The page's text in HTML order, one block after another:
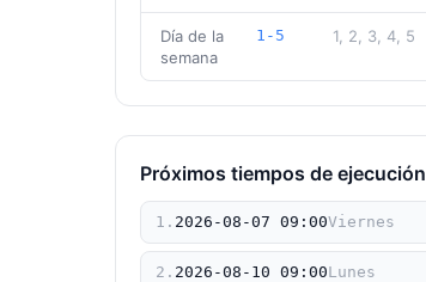
Día de la
semana
1-5 1, 2, 3, 4, 5
Próximos tiempos de ejecución
1 . 2026 -08 -07 09 : 00Viernes
2 . 2026 -08 - 10 09 : 00Lunes